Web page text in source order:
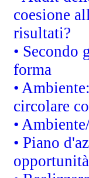
coesione
risultati?
• Secondo
forma
•
circolare
•
• Piano